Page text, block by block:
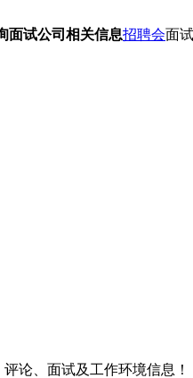
面试公司相关信息招聘会面
论、面试及工作环境信息！